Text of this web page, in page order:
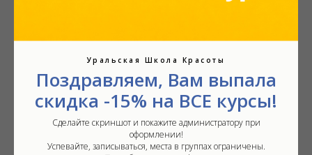
Уральская Школа Красоты
Поздравляем, Вам выпала
скидка -15% на ВСЕ курсы!
Сделайте скриншот и покажите администратору при
оформлении!
Успевайте, записываться, места в группах ограничены.
Однодневный семинар 7 академических
часов
Кейсы: